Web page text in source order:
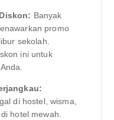
Banyak
promo
sekolah.
ini untuk
di hostel, wisma,
hotel mewah.